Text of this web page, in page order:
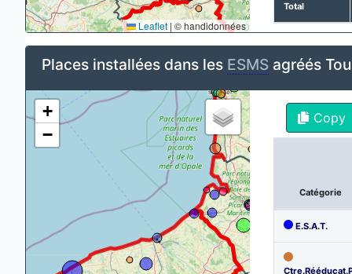
Leaflet | © handidonnées
Total
Places installées dans les ESMS agréés
+
−
Copy
Catégorie
E.S.A.T.